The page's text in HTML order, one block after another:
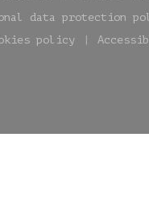
data protection
((opens in
policy
((opens in a new